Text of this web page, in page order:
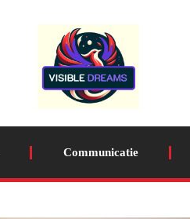
Communicatie